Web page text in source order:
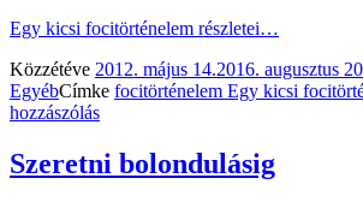
Egy kicsi focitörténelem részletei…
Közzétéve 2012. május 14.2016. augusztus
EgyébCímke focitörténelem Egy kicsi
hozzászólás
Szeretni bolondulásig